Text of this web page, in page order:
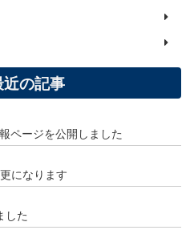
の記事
ページを公開しました
になります
した